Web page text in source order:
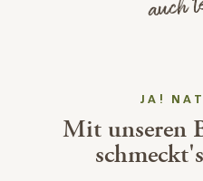
JA!
Mit unseren